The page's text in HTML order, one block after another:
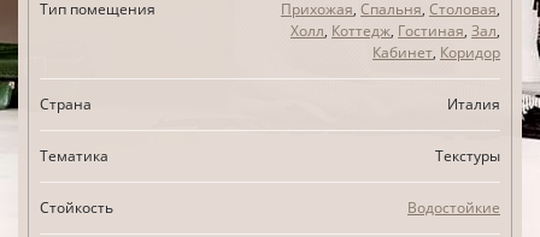
Тип помещения Прихожая, Спальня, Столовая,
Холл, Коттедж, Гостиная, Зал,
Кабинет, Коридор
Страна Италия
Тематика Текстуры
Стойкость Водостойкие